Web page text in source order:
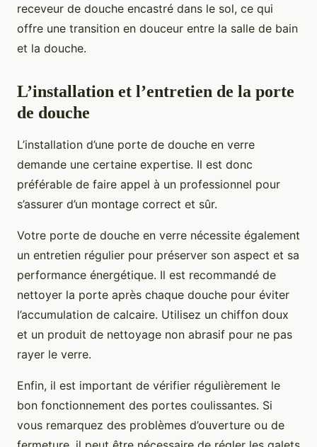
receveur de douche encastré dans le sol, ce qui
offre une transition en douceur entre la salle de bain
et la douche.
L’installation et l’entretien de la porte
de douche
L’installation d’une porte de douche en verre
demande une certaine expertise. Il est donc
préférable de faire appel à un professionnel pour
s’assurer d’un montage correct et sûr.
Votre porte de douche en verre nécessite également
un entretien régulier pour préserver son aspect et sa
performance énergétique. Il est recommandé de
nettoyer la porte après chaque douche pour éviter
l’accumulation de calcaire. Utilisez un chiffon doux
et un produit de nettoyage non abrasif pour ne pas
rayer le verre.
Enfin, il est important de vérifier régulièrement le
bon fonctionnement des portes coulissantes. Si
vous remarquez des problèmes d’ouverture ou de